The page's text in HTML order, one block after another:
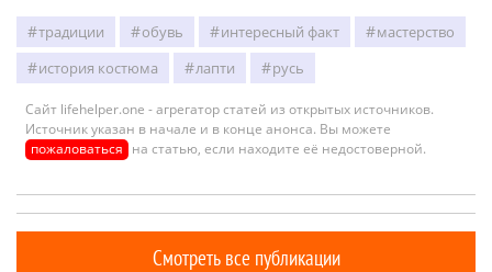
традиции обувь интересный факт
мастерство
история костюма
лапти русь
Сайт lifehelper.one - агрегатор статей из открытых источников.
Источник указан в начале и в конце анонса. Вы можете
пожаловаться на статью, если находите её недостоверной.
Смотреть все публикации